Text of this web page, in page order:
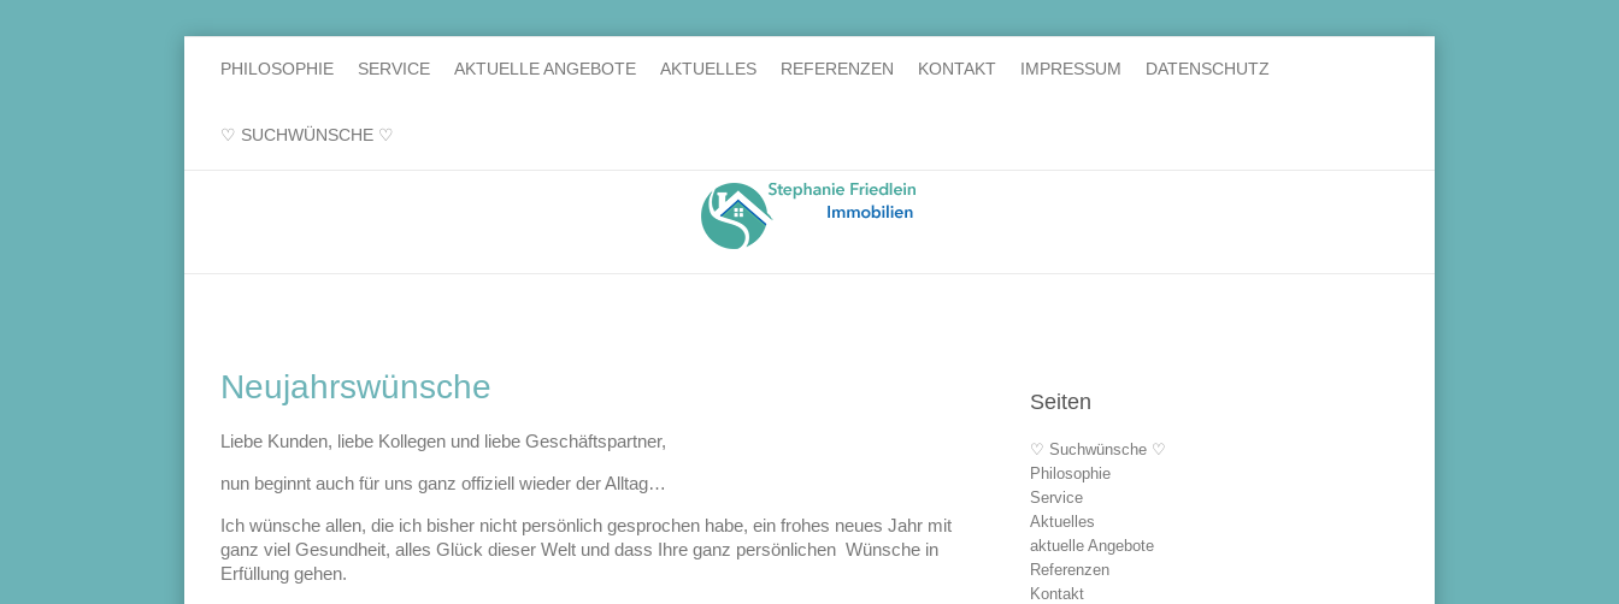
PHILOSOPHIE SERVICE AKTUELLE ANGEBOTE AKTUELLES REFERENZEN KONTAKT IMPRESSUM DATENSCHUTZ
♡ SUCHWÜNSCHE ♡
Neujahrswünsche
Liebe Kunden, liebe Kollegen und liebe Geschäftspartner,
nun beginnt auch für uns ganz offiziell wieder der Alltag…
Ich wünsche allen, die ich bisher nicht persönlich gesprochen habe, ein frohes neues Jahr mit
ganz viel Gesundheit, alles Glück dieser Welt und dass Ihre ganz persönlichen Wünsche in
Erfüllung gehen.
Seiten
♡ Suchwünsche ♡
Philosophie
Service
Aktuelles
aktuelle Angebote
Referenzen
Kontakt